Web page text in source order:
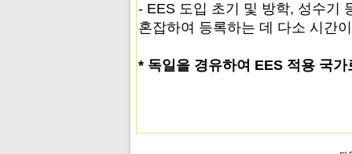
- EES 도입 초기 및 방학, 성수기
혼잡하여 등록하는 데 다소 시간
* 독일을 경유하여 EES 적용 국